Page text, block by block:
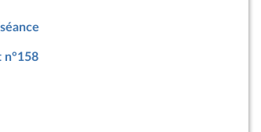
n°158